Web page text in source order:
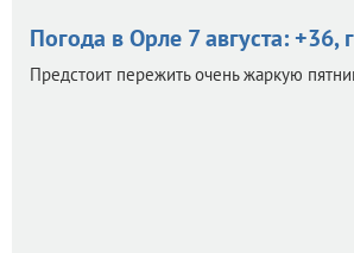
Погода в Орле 7 августа: +36,
Предстоит пережить очень жаркую